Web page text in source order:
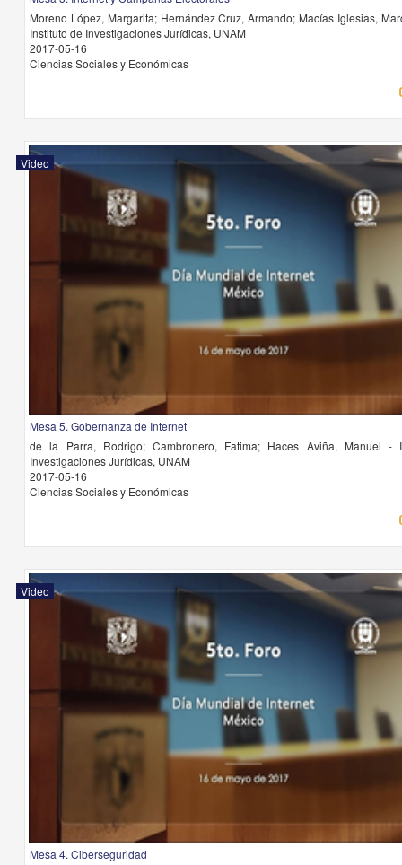
Moreno López, Margarita; Hernández Cruz, Armando; Macías Iglesias,
Instituto de Investigaciones Jurídicas, UNAM
2017-05-16
Ciencias Sociales y Económicas
Video
Mesa 5. Gobernanza de Internet
de la Parra, Rodrigo; Cambronero, Fatima; Haces Aviña, Manuel -
Investigaciones Jurídicas, UNAM
2017-05-16
Ciencias Sociales y Económicas
Video
Mesa 4. Ciberseguridad